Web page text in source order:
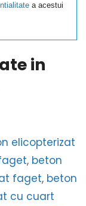
a acestui
in
elicopterizat
, beton
faget, beton
cu cuart